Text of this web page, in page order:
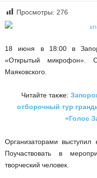
Просмотры: 276
18 июня в 18:00 в
«Открытый микрофон».
Маяковского.
Читайте также:
отборочный тур
«Голос
Организаторами выступил
Поучаствовать в
творческий человек.